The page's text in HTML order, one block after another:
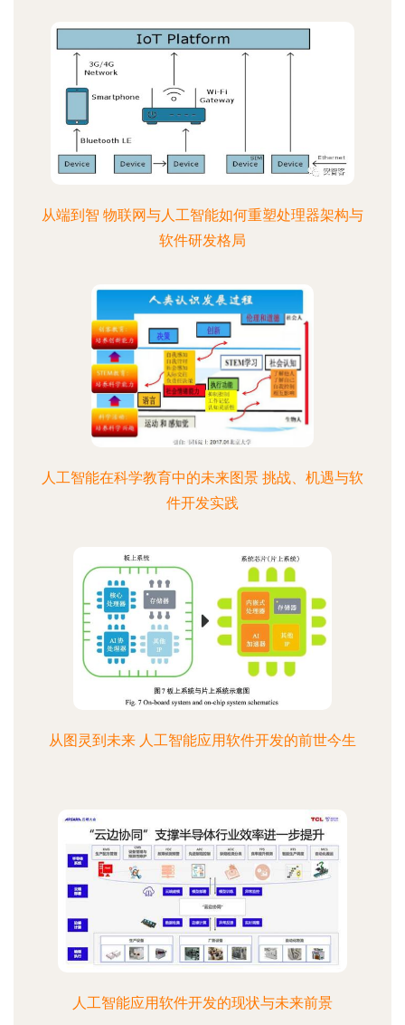
从端到智 物联网与人工智能如何重塑处理器架构与
软件研发格局
人工智能在科学教育中的未来图景 挑战、机遇与软
件开发实践
从图灵到未来 人工智能应用软件开发的前世今生
人工智能应用软件开发的现状与未来前景